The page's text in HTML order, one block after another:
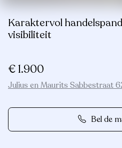
Karaktervol
visibiliteit
€ 1.900
Julius en Maurits Sabbestraat
Bel de